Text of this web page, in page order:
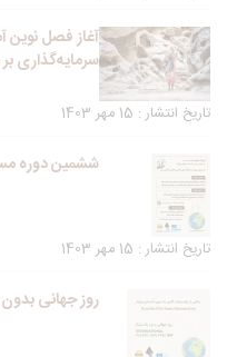
آغاز فصل
سرمایه‌گذاری
تاریخ انتشار : 15 مهر 1403
ششمین دوره
تاریخ انتشار : 15 مهر 1403
روز جهانی